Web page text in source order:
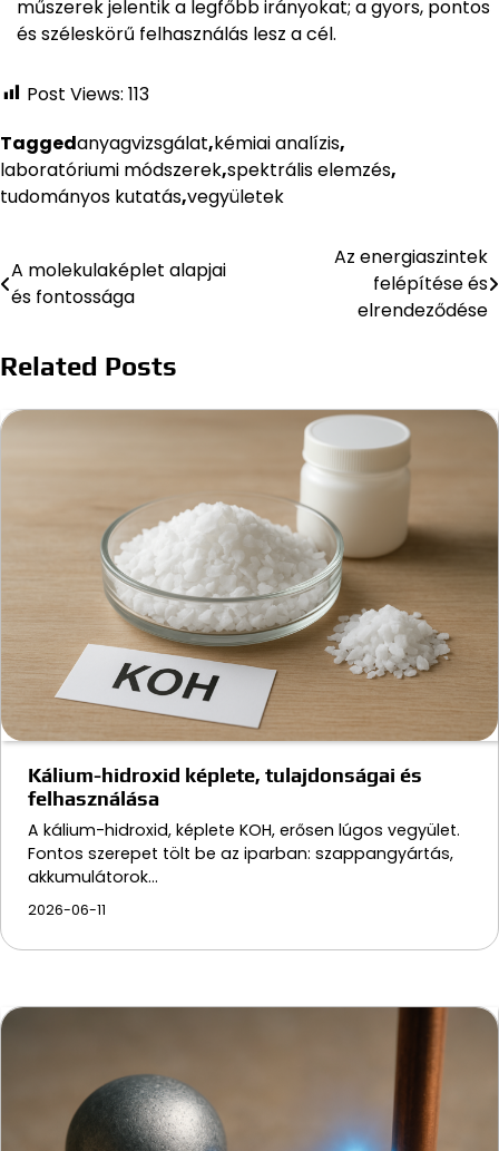
műszerek jelentik a legfőbb irányokat; a gyors, pontos
és széleskörű felhasználás lesz a cél.
Post Views: 113
Taggedanyagvizsgálat,kémiai analízis,
laboratóriumi módszerek,spektrális elemzés,
tudományos kutatás,vegyületek
Bejegyzés
navigáció
A molekulaképlet alapjai
és fontossága
Az energiaszintek
felépítése és
elrendeződése
Related Posts
Kálium-hidroxid képlete, tulajdonságai és
felhasználása
A kálium-hidroxid, képlete KOH, erősen lúgos vegyület.
Fontos szerepet tölt be az iparban: szappangyártás,
akkumulátorok…
2026-06-11